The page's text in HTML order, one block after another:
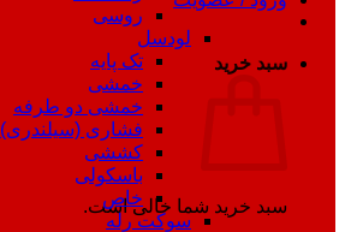
سبد خرید
سبد خرید شما خالی است.
روسی
لودسل
تک پایه
خمشی
خمشی دو طرفه
فشاری (سیلندری)
کششی
باسکولی
خاص
سوکت رله